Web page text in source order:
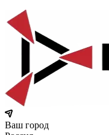
Ваш город